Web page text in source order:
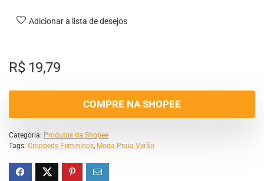
Adicionar a lista de desejos
R$19,79
COMPRE NA SHOPEE
Categoria: Produtos da Shopee
Tags: Croppeds Femininos, Moda Praia Verão